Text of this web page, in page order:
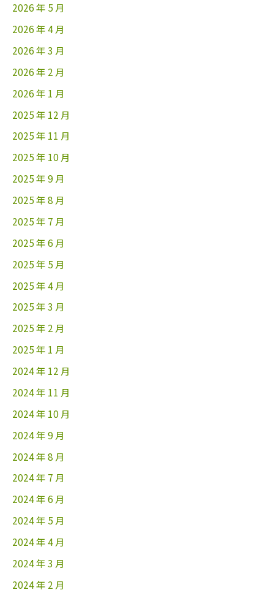
2026 年 5 月
2026 年 4 月
2026 年 3 月
2026 年 2 月
2026 年 1 月
2025 年 12 月
2025 年 11 月
2025 年 10 月
2025 年 9 月
2025 年 8 月
2025 年 7 月
2025 年 6 月
2025 年 5 月
2025 年 4 月
2025 年 3 月
2025 年 2 月
2025 年 1 月
2024 年 12 月
2024 年 11 月
2024 年 10 月
2024 年 9 月
2024 年 8 月
2024 年 7 月
2024 年 6 月
2024 年 5 月
2024 年 4 月
2024 年 3 月
2024 年 2 月